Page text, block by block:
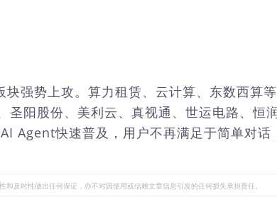
强势上攻。算力租赁、云计算、东数西算
阳股份、美利云、真视通、世运电路、恒
Agent快速普及，用户不再满足于简单对话
及时性做出任何保证，亦不对因使用或信赖文章信息引发的任何损失承担责任。